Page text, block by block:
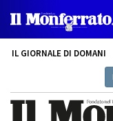
IL GIORNALE DI DOMANI